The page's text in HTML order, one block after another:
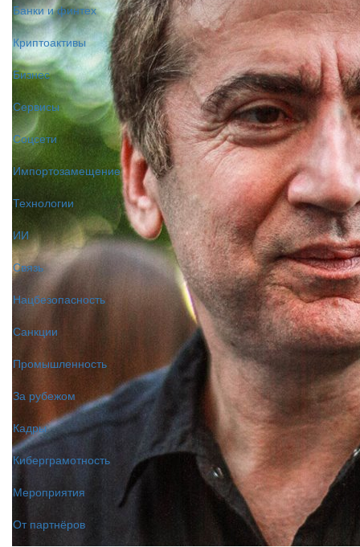
Банки и финтех
Криптоактивы
Бизнес
Сервисы
Соцсети
Импортозамещение
Технологии
ИИ
Связь
Нацбезопасность
Санкции
Промышленность
За рубежом
Кадры
Киберграмотность
Мероприятия
От партнёров